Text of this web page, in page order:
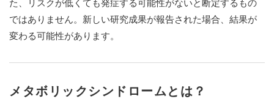
た、リスクが低くても発症する可能性がないと断定するもの
ではありません。新しい研究成果が報告された場合、結果が
変わる可能性があります。
メタボリックシンドロームとは？